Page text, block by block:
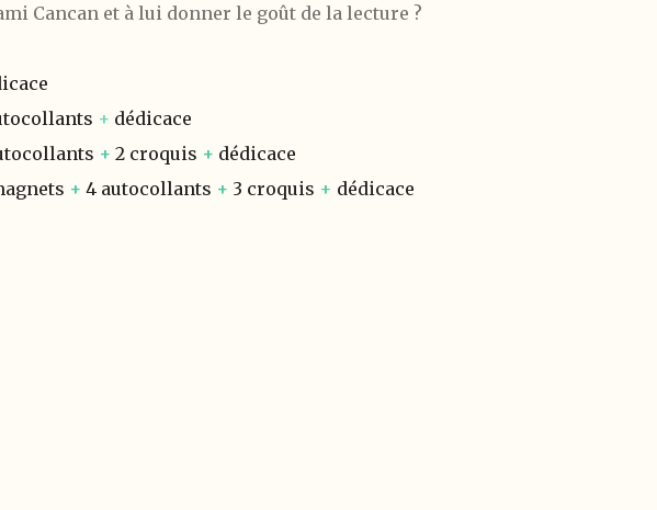
Cancan et à lui donner le goût de la lecture ?
+ dédicace
+ 2 croquis + dédicace
+ 4 autocollants + 3 croquis + dédicace